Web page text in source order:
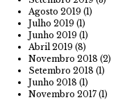
Agosto 2019 (1)
Julho 2019 (1)
Junho 2019 (1)
Abril 2019 (8)
Novembro 2018 (2)
Setembro 2018 (1)
Junho 2018 (1)
Novembro 2017 (1)